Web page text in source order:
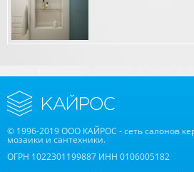
© 1996-2019 ООО КАЙРОС - сеть салонов
мозаики и сантехники.
ОГРН 1022301199887 ИНН 0106005182